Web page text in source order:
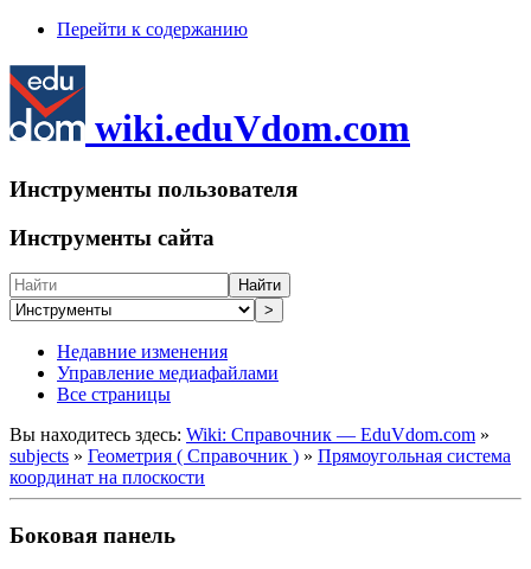
Перейти к содержанию
wiki.eduVdom.com
Инструменты пользователя
Инструменты сайта
Найти
>
Недавние изменения
Управление медиафайлами
Все страницы
Вы находитесь здесь: Wiki: Справочник — EduVdom.com »
subjects » Геометрия ( Справочник ) » Прямоугольная система
координат на плоскости
Боковая панель